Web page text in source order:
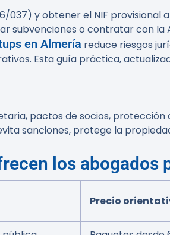
y obtener el NIF provisional
subvenciones o contratar con la
en Almería reduce riesgos
Esta guía práctica,
pactos de socios,
sanciones, protege la
los abogados
Precio